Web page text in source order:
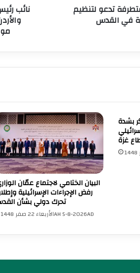
نائب
ي
م
ر
ف
ة
ت
د
ع
و
ل
ت
ن
ظ
ي
م
ي
تدعو لتنظيم
في القدس
البيان الختامي لاجتماع عمّان
رفض الإجراءات الإسرائيلية
تحرك دولي بشأن
الأربعاء 22 صفر 1448AH 5-8-2026AD
بشدة
غزة